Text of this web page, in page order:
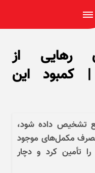
رهایی از
| کمبود این
تشخیص داده شود،
مصرف مکمل‌های موجود
را تأمین کرد و دچار